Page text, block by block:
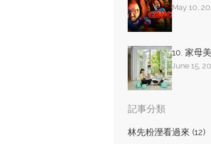
May 10,
10. 家母
June 15,
記事分類
林先粉溼看過來 (12)